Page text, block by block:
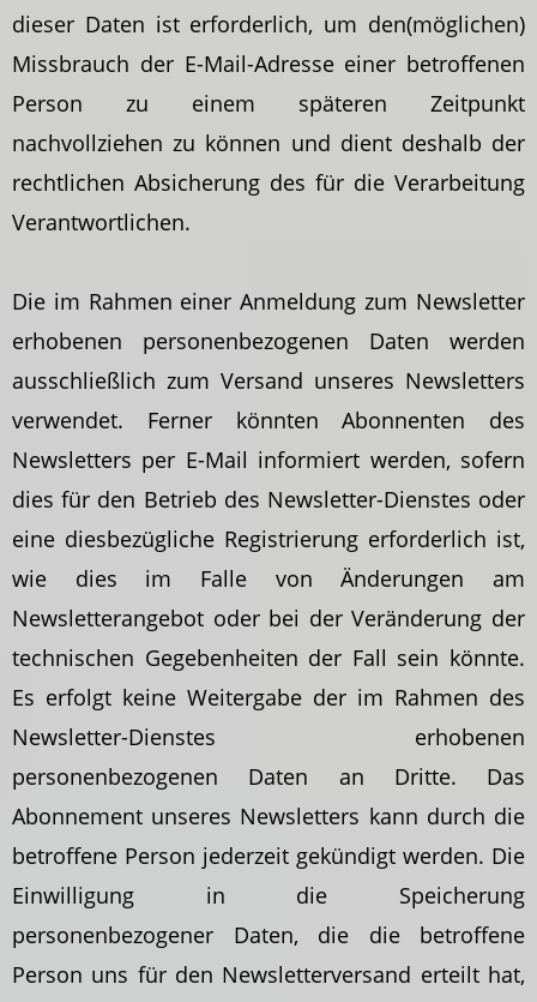
dieser Daten ist erforderlich, um den(möglichen)
Missbrauch der E-Mail-Adresse einer betroffenen
Person zu einem späteren Zeitpunkt
nachvollziehen zu können und dient deshalb der
rechtlichen Absicherung des für die Verarbeitung
Verantwortlichen.
Die im Rahmen einer Anmeldung zum Newsletter
erhobenen personenbezogenen Daten werden
ausschließlich zum Versand unseres Newsletters
verwendet. Ferner könnten Abonnenten des
Newsletters per E-Mail informiert werden, sofern
dies für den Betrieb des Newsletter-Dienstes oder
eine diesbezügliche Registrierung erforderlich ist,
wie dies im Falle von Änderungen am
Newsletterangebot oder bei der Veränderung der
technischen Gegebenheiten der Fall sein könnte.
Es erfolgt keine Weitergabe der im Rahmen des
Newsletter-Dienstes erhobenen
personenbezogenen Daten an Dritte. Das
Abonnement unseres Newsletters kann durch die
betroffene Person jederzeit gekündigt werden. Die
Einwilligung in die Speicherung
personenbezogener Daten, die die betroffene
Person uns für den Newsletterversand erteilt hat,